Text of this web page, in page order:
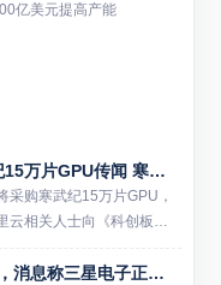
亿美元提高产能
阿里云否认采购寒武纪15万片GPU传闻 寒武纪股价创新高引关注
采购寒武纪15万片GPU，
云相关人士向《科创板日
。该人士强调，阿里云确
国产供应链发展，但所谓
合并入MX或晶圆代工，消息称三星电子正权衡系统LSI部门未来